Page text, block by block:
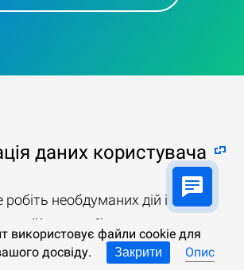
даних користувача
необдуманих дій і
інструкції:
використовує файли cookie для
досвіду.
Закрити Опис